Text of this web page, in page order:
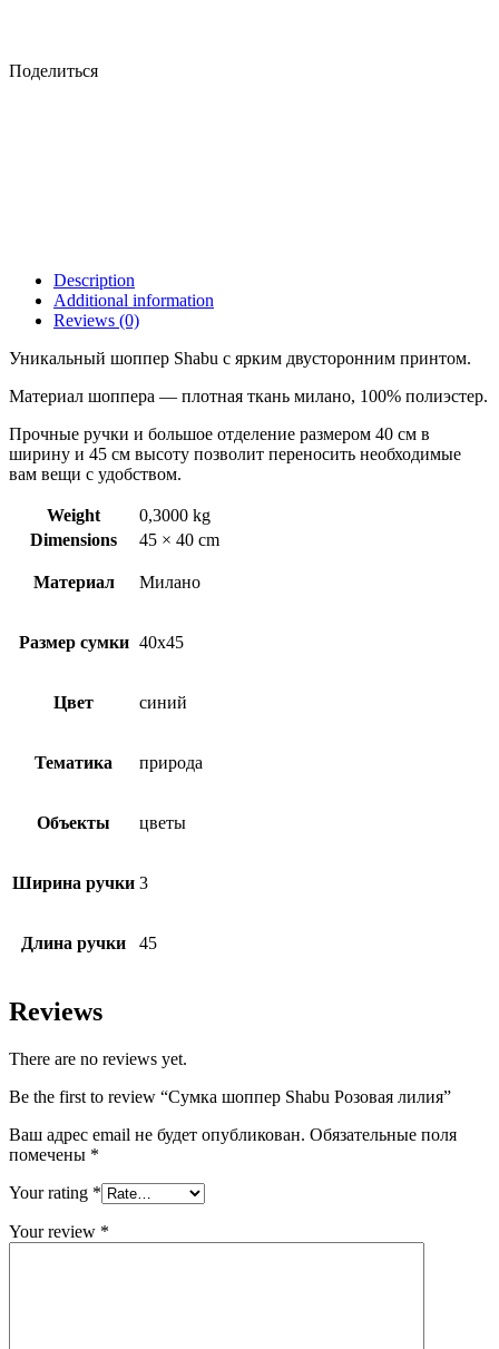
Поделиться
Description
Additional information
Reviews (0)
Уникальный шоппер Shabu с ярким двусторонним принтом.
Материал шоппера — плотная ткань милано, 100% полиэстер.
Прочные ручки и большое отделение размером 40 см в
ширину и 45 см высоту позволит переносить необходимые
вам вещи с удобством.
Weight
0,3000 kg
Dimensions
45 × 40 cm
Материал Милано
Размер сумки 40х45
Цвет синий
Тематика природа
Объекты цветы
Ширина ручки 3
Длина ручки 45
Reviews
There are no reviews yet.
Be the first to review “Сумка шоппер Shabu Розовая лилия”
Ваш адрес email не будет опубликован. Обязательные поля
помечены *
Your rating *
Your review *